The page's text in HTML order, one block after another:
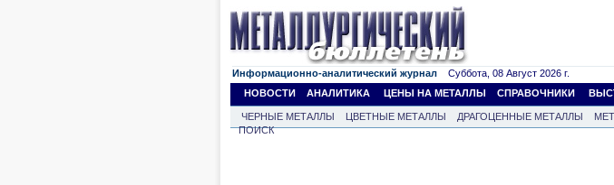
Информационно-аналитический журнал Суббота, 08 Август 2026 г.
НОВОСТИ
АНАЛИТИКА ЦЕНЫ НА МЕТАЛЛЫ СПРАВОЧНИКИ
ЧЕРНЫЕ МЕТАЛЛЫ ЦВЕТНЫЕ МЕТАЛЛЫ ДРАГОЦЕННЫЕ МЕТАЛЛЫ
ПОИСК